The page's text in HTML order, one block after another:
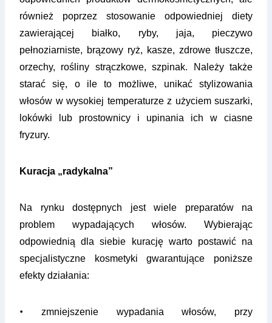
również poprzez stosowanie odpowiedniej diety
zawierającej białko, ryby, jaja, pieczywo
pełnoziarniste, brązowy ryż, kasze, zdrowe tłuszcze,
orzechy, rośliny strączkowe, szpinak. Należy także
starać się, o ile to możliwe, unikać stylizowania
włosów w wysokiej temperaturze z użyciem suszarki,
lokówki lub prostownicy i upinania ich w ciasne
fryzury.
Kuracja „radykalna”
Na rynku dostępnych jest wiele preparatów na
problem wypadających włosów. Wybierając
odpowiednią dla siebie kurację warto postawić na
specjalistyczne kosmetyki gwarantujące poniższe
efekty działania:
• zmniejszenie wypadania włosów, przy